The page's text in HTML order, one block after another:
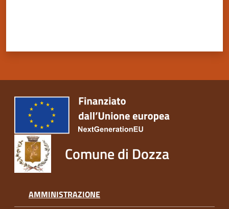
Comune di Dozza
AMMINISTRAZIONE